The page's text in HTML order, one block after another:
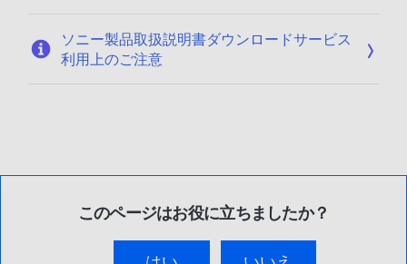
ソニー製品取扱説明書ダウンロードサービス
利用上のご注意
このページはお役に立ちましたか？